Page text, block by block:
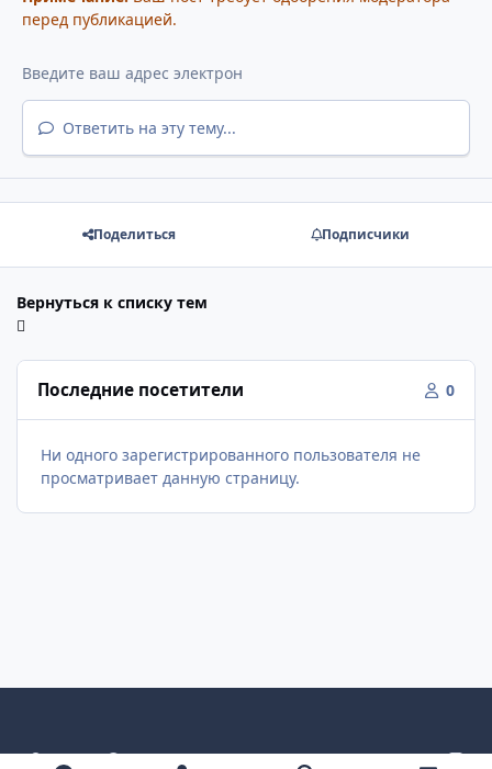
перед публикацией.
Ответить на эту тему...
Поделиться Подписчики
Вернуться к списку тем
Последние посетители 0
Ни одного зарегистрированного пользователя не
просматривает данную страницу.
Светлый режим
Темный режим
Как в системе
v